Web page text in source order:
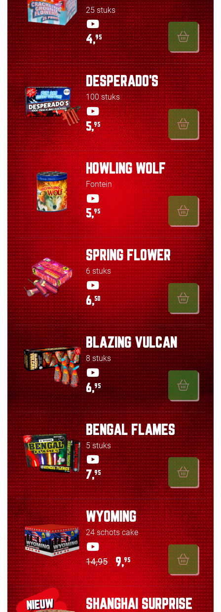
25 stuks
4,95
DESPERADO'S
100 stuks
5,95
HOWLING WOLF
Fontein
5,95
SPRING FLOWER
6 stuks
6,50
BLAZING VULCAN
8 stuks
6,95
BENGAL FLAMES
5 stuks
7,95
WYOMING
24 schots cake
14,95 9,95
NIEUW SHANGHAI SURPRISE